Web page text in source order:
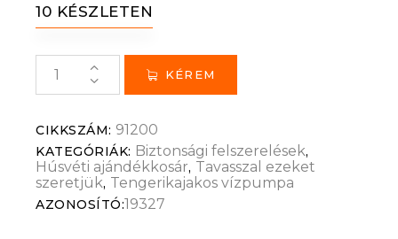
10 KÉSZLETEN
KÉREM
CIKKSZÁM: 91200
KATEGÓRIÁK: Biztonsági felszerelések,
Húsvéti ajándékkosár, Tavasszal ezeket
szeretjük, Tengerikajakos vízpumpa
AZONOSÍTÓ:19327